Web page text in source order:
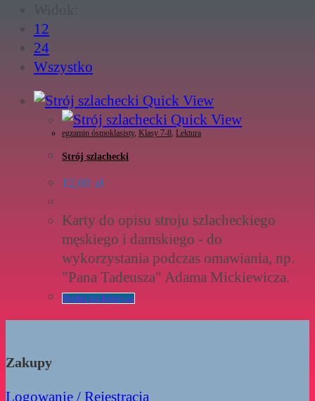
Widok:
12
24
Wszystko
Quick View
Quick View
egzamin ósmoklasisty, Klasy 7-8 Lektura
Strój szlachecki
12,00 zł
Karty do opisu stroju szlacheckiego
męskiego i damskiego - do
wykorzystania podczas omawiania, np.
"Pana Tadeusza" Adama Mickiewicza.
Dodaj do koszyka
Zakupy
Logowanie / Rejestracja